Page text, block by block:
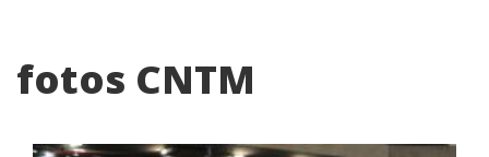
fotos CNTM